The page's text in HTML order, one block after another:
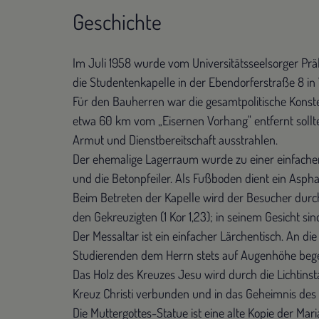
Geschichte
Im Juli 1958 wurde vom Universitätsseelsorger
die Studentenkapelle in der Ebendorferstraße 8
Für den Bauherren war die gesamtpolitische
etwa 60 km vom „Eisernen Vorhang" entfernt
Armut und Dienstbereitschaft ausstrahlen.
Der ehemalige Lagerraum wurde zu einer
und die Betonpfeiler. Als Fußboden dient ein
Beim Betreten der Kapelle wird der Besucher
den Gekreuzigten (1 Kor 1,23); in seinem Gesicht
Der Messaltar ist ein einfacher Lärchentisch. An
Studierenden dem Herrn stets auf Augenhöhe
Das Holz des Kreuzes Jesu wird durch die
Kreuz Christi verbunden und in das Geheimnis des
Die Muttergottes-Statue ist eine alte Kopie der